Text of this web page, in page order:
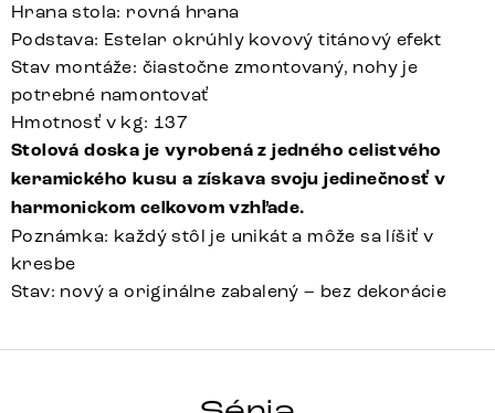
Hrana stola: rovná hrana
Podstava: Estelar okrúhly kovový titánový efekt
Stav montáže: čiastočne zmontovaný, nohy je
potrebné namontovať
Hmotnosť v kg: 137
Stolová doska je vyrobená z jedného celistvého
keramického kusu a získava svoju jedinečnosť v
harmonickom celkovom vzhľade.
Poznámka: každý stôl je unikát a môže sa líšiť v
kresbe
Stav: nový a originálne zabalený – bez dekorácie